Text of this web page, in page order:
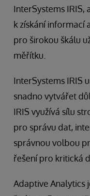
InterSystems IRIS,
k získání informací
pro širokou škálu
měřítku.
InterSystems IRIS
snadno vytvářet
IRIS využívá sílu
pro správu dat,
správnou volbou
řešení pro kritická
Adaptive Analytics